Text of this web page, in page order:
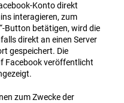
Konto direkt
interagieren, zum
Button betätigen, wird die
direkt an einen Server
gespeichert. Die
Facebook veröffentlicht
zum Zwecke der